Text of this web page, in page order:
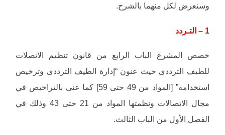
وسنعرض لكل منهما بالشرح.
1 – التـردد
خصص المشرع الباب الرابع من قانون تنظيم الاتصلات
للطيف الترددى حيث عنون “إدارة الطيف الترددى وترخيص
استخدامه” [المواد من 49 حتى 59] كما عنى بالتراخيص في
مجال الاتصالات ونظمتها المواد من 21 حتى 43 وذلك في
الفصل الأول من الباب الثالث.